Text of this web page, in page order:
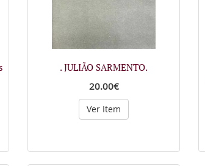
. JULIÃO SARMENTO.
20.00€
Ver Item